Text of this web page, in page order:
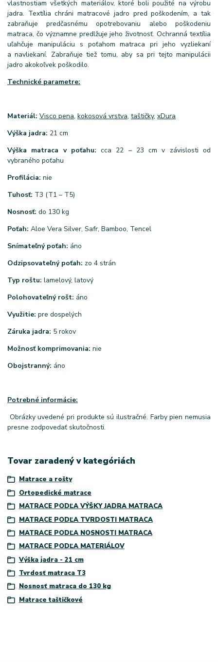
vlastnostiam všetkých materiálov, ktoré boli použité na výrobu
jadra. Textília chráni matracové jadro pred poškodením, a tak
zabraňuje predčasnému opotrebovaniu alebo poškodeniu
matraca, čo významne predlžuje jeho životnosť. Ochranná textília
uľahčuje manipuláciu s poťahom matraca pri jeho vyzliekaní
a navliekaní. Zabraňuje tiež tomu, aby sa pri tejto manipulácii
jadro akokoľvek poškodilo.
Technické parametre:
Materiál: Visco pena, kokosová vrstva, taštičky, xDura
Výška jadra: 21 cm
Výška matraca v poťahu: cca 22 – 23 cm v závislosti od
vybraného poťahu
Profilácia: nie
Tuhosť: T3 (T1 – T5)
Nosnosť: do 130 kg
Poťah: Aloe Vera Silver, Safr, Bamboo, Tencel
Snímateľný poťah: áno
Odzipsovateľný poťah: zo 4 strán
Typ roštu: lamelový, latový
Polohovateľný rošt: áno
Využitie: pre dospelých
Záruka jadra: 5 rokov
Možnosť komprimovania: nie
Obojstranný: áno
Potrebné informácie:
Obrázky uvedené pri produkte sú ilustračné. Farby pien nemusia
presne zodpovedať skutočnosti.
Tovar zaradený v kategóriách
Matrace a rošty
Ortopedické matrace
MATRACE PODĽA VÝŠKY JADRA MATRACA
MATRACE PODĽA TVRDOSTI MATRACA
MATRACE PODĽA NOSNOSTI MATRACA
MATRACE PODĽA MATERIÁLOV
Výška jadra - 21 cm
Tvrdosť matraca T3
Nosnosť matraca do 130 kg
Matrace taštičkové